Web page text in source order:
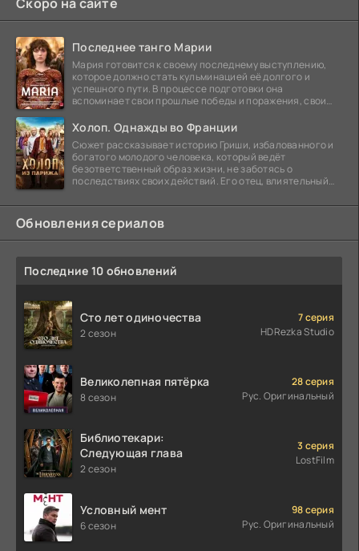
Последнее танго Марии
Мария готовится к своему последнему выступлению,
которое должно стать кульминацией её долгого и
успешного пути. В процессе подготовки она
вспоминает свои прошлые победы и поражения, свои
Холоп. Однажды во Франции
Сюжет рассказывает историю Гриши, избалованного и
богатого молодого человека, который ведёт
безответственный образ жизни, не заботясь о
последствиях своих действий. Его отец, влиятельный
Обновления сериалов
Последние 10 обновлений
Сто лет одиночества
2 сезон
7 серия
HDRezka Studio
Великолепная пятёрка
8 сезон
28 серия
Рус. Оригинальный
Библиотекари:
Следующая глава
2 сезон
3 серия
LostFilm
Условный мент
6 сезон
98 серия
Рус. Оригинальный